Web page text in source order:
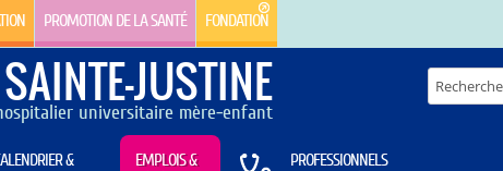
PROMOTION DE LA SANTÉ FONDATION
JUSTINE
universitaire mère-enfant
&
EMPLOIS &
PROFESSIONNELS